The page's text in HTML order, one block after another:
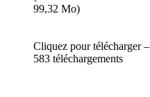
99,32 Mo)
Cliquez pour télécharger –
583 téléchargements